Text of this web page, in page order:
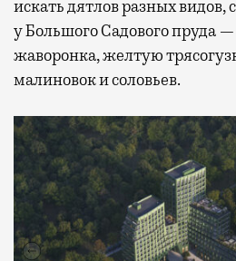
искать дятлов разных видов,
у Большого Садового пруда —
жаворонка, желтую
малиновок и соловьев.